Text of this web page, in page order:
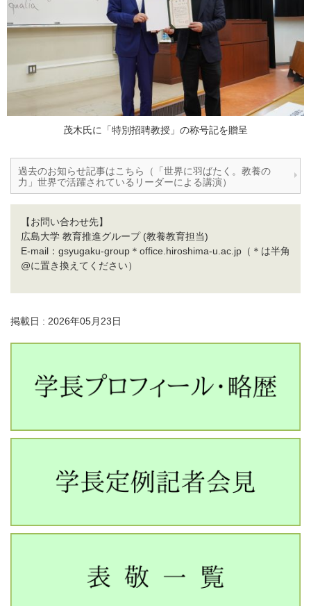
茂木氏に「特別招聘教授」の称号記を贈呈
過去のお知らせ記事はこちら（「世界に羽ばたく。教養の
力」世界で活躍されているリーダーによる講演）
【お問い合わせ先】
広島大学 教育推進グループ (教養教育担当)
E-mail：gsyugaku-group＊office.hiroshima-u.ac.jp（＊は半角
@に置き換えてください）
掲載日 : 2026年05月23日